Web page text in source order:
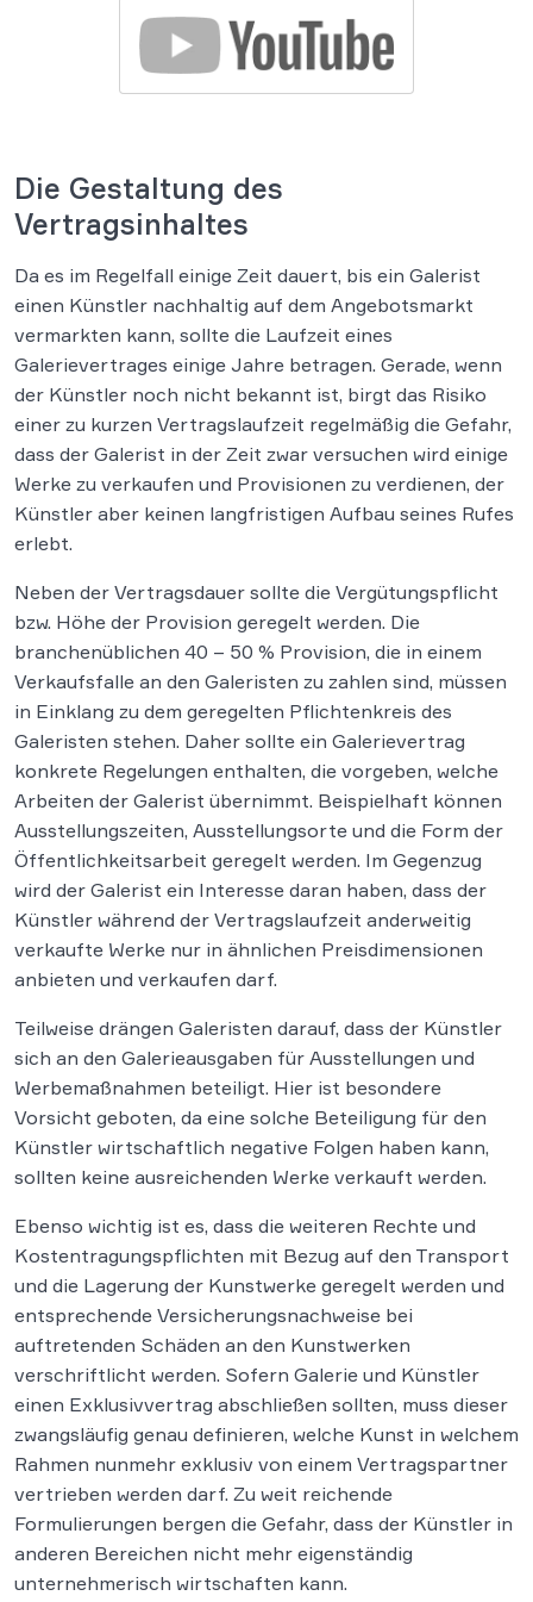
Die Gestaltung des
Vertragsinhaltes
Da es im Regelfall einige Zeit dauert, bis ein Galerist
einen Künstler nachhaltig auf dem Angebotsmarkt
vermarkten kann, sollte die Laufzeit eines
Galerievertrages einige Jahre betragen. Gerade, wenn
der Künstler noch nicht bekannt ist, birgt das Risiko
einer zu kurzen Vertragslaufzeit regelmäßig die Gefahr,
dass der Galerist in der Zeit zwar versuchen wird einige
Werke zu verkaufen und Provisionen zu verdienen, der
Künstler aber keinen langfristigen Aufbau seines Rufes
erlebt.
Neben der Vertragsdauer sollte die Vergütungspflicht
bzw. Höhe der Provision geregelt werden. Die
branchenüblichen 40 – 50 % Provision, die in einem
Verkaufsfalle an den Galeristen zu zahlen sind, müssen
in Einklang zu dem geregelten Pflichtenkreis des
Galeristen stehen. Daher sollte ein Galerievertrag
konkrete Regelungen enthalten, die vorgeben, welche
Arbeiten der Galerist übernimmt. Beispielhaft können
Ausstellungszeiten, Ausstellungsorte und die Form der
Öffentlichkeitsarbeit geregelt werden. Im Gegenzug
wird der Galerist ein Interesse daran haben, dass der
Künstler während der Vertragslaufzeit anderweitig
verkaufte Werke nur in ähnlichen Preisdimensionen
anbieten und verkaufen darf.
Teilweise drängen Galeristen darauf, dass der Künstler
sich an den Galerieausgaben für Ausstellungen und
Werbemaßnahmen beteiligt. Hier ist besondere
Vorsicht geboten, da eine solche Beteiligung für den
Künstler wirtschaftlich negative Folgen haben kann,
sollten keine ausreichenden Werke verkauft werden.
Ebenso wichtig ist es, dass die weiteren Rechte und
Kostentragungspflichten mit Bezug auf den Transport
und die Lagerung der Kunstwerke geregelt werden und
entsprechende Versicherungsnachweise bei
auftretenden Schäden an den Kunstwerken
verschriftlicht werden. Sofern Galerie und Künstler
einen Exklusivvertrag abschließen sollten, muss dieser
zwangsläufig genau definieren, welche Kunst in welchem
Rahmen nunmehr exklusiv von einem Vertragspartner
vertrieben werden darf. Zu weit reichende
Formulierungen bergen die Gefahr, dass der Künstler in
anderen Bereichen nicht mehr eigenständig
unternehmerisch wirtschaften kann.